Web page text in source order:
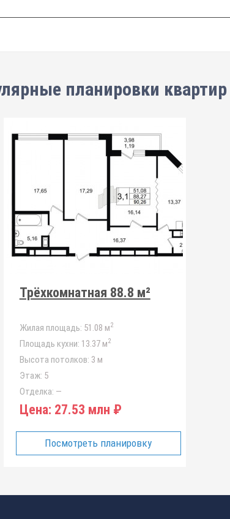
планировки квартир
Трёхкомнатная 88.8 м²
Жилая площадь: 51.08 м2
Площадь кухни: 13.37 м2
Высота потолков: 3 м
Этаж: 5
Отделка: —
Цена: 27.53 млн ₽
Посмотреть планировку